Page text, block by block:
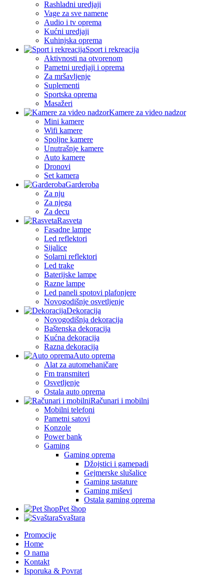
Rashladni uredjaji
Vage za sve namene
Audio i tv oprema
Kućni uredjaji
Kuhinjska oprema
Sport i rekreacija
Aktivnosti na otvorenom
Pametni uredjaji i oprema
Za mršavljenje
Suplementi
Sportska oprema
Masažeri
Kamere za video nadzor
Mini kamere
Wifi kamere
Spoljne kamere
Unutrašnje kamere
Auto kamere
Dronovi
Set kamera
Garderoba
Za nju
Za njega
Za decu
Rasveta
Fasadne lampe
Led reflektori
Sijalice
Solarni reflektori
Led trake
Baterijske lampe
Razne lampe
Led paneli spotovi plafonjere
Novogodišnje osvetljenje
Dekoracija
Novogodišnja dekoracija
Baštenska dekoracija
Kućna dekoracija
Razna dekoracija
Auto oprema
Alat za automehaničare
Fm transmiteri
Osvetljenje
Ostala auto oprema
Računari i mobilni
Mobilni telefoni
Pametni satovi
Konzole
Power bank
Gaming
Gaming oprema
Džojstici i gamepadi
Gejmerske slušalice
Gaming tastature
Gaming miševi
Ostala gaming oprema
Pet šhop
Svaštara
Promocije
Home
O nama
Kontakt
Isporuka & Povrat